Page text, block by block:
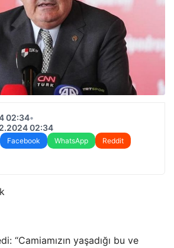
02:34•
02:34
Facebook WhatsApp
Reddit
“Camiamızın yaşadığı bu ve